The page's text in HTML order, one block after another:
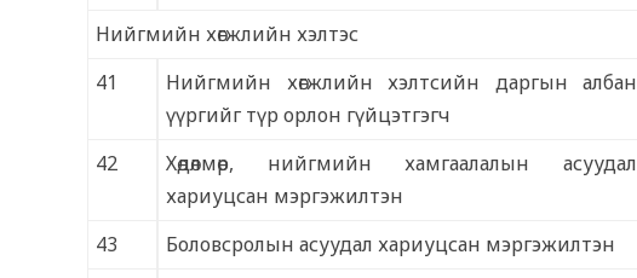
Нийгмийн хөгжлийн хэлтэс
41
Нийгмийн хөгжлийн хэлтсийн даргын албан
үүргийг түр орлон гүйцэтгэгч
42
Хөдөлмөр, нийгмийн хамгаалалын асуудал
хариуцсан мэргэжилтэн
43 Боловсролын асуудал хариуцсан мэргэжилтэн